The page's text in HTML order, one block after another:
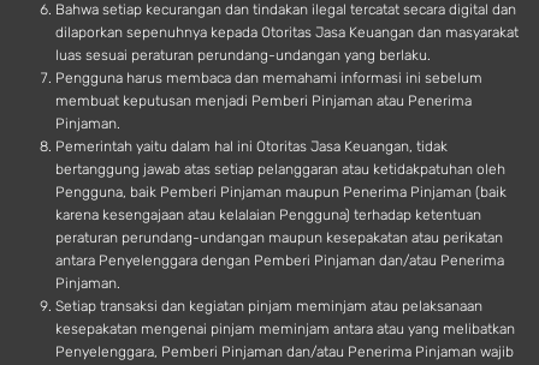
Bahwa setiap kecurangan dan tindakan ilegal tercatat secara digital dan
dilaporkan sepenuhnya kepada Otoritas Jasa Keuangan dan masyarakat
luas sesuai peraturan perundang-undangan yang berlaku.
Pengguna harus membaca dan memahami informasi ini sebelum
membuat keputusan menjadi Pemberi Pinjaman atau Penerima
Pinjaman.
Pemerintah yaitu dalam hal ini Otoritas Jasa Keuangan, tidak
bertanggung jawab atas setiap pelanggaran atau ketidakpatuhan oleh
Pengguna, baik Pemberi Pinjaman maupun Penerima Pinjaman (baik
karena kesengajaan atau kelalaian Pengguna) terhadap ketentuan
peraturan perundang-undangan maupun kesepakatan atau perikatan
antara Penyelenggara dengan Pemberi Pinjaman dan/atau Penerima
Pinjaman.
Setiap transaksi dan kegiatan pinjam meminjam atau pelaksanaan
kesepakatan mengenai pinjam meminjam antara atau yang melibatkan
Penyelenggara, Pemberi Pinjaman dan/atau Penerima Pinjaman wajib